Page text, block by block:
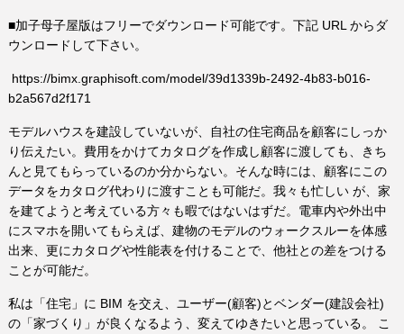
■加子母子屋版はフリーでダウンロード可能です。下記 URL からダ
ウンロードして下さい。
https://bimx.graphisoft.com/model/39d1339b-2492-4b83-b016-
b2a567d2f171
モデルハウスを建設していないが、自社の住宅商品を顧客にしっか
り伝えたい。費用をかけてカタログを作成し顧客に渡しても、きち
んと見てもらっているのか分からない。そんな時には、顧客にこの
データをカタログ代わりに渡すことも可能だ。我々も忙しい が、家
を建てようと考えている方々も暇ではないはずだ。電車内や外出中
にスマホを開いてもらえば、建物のモデルのウォークスルーを体感
出来、更にカタログや性能表を付けることで、他社との差をつける
ことが可能だ。
私は「住宅」に BIM を交え、ユーザー(顧客)とベンダー(建設会社)
の「家づくり」が良くなるよう、変えてゆきたいと思っている。 こ